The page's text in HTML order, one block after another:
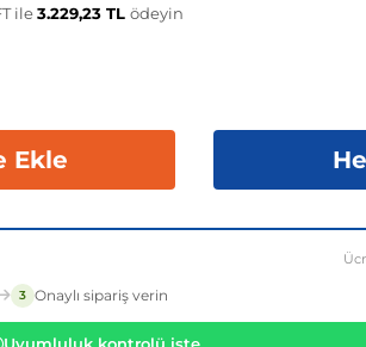
ile3.229,23 TL ödeyin
Ekle
3 Onaylı sipariş verin